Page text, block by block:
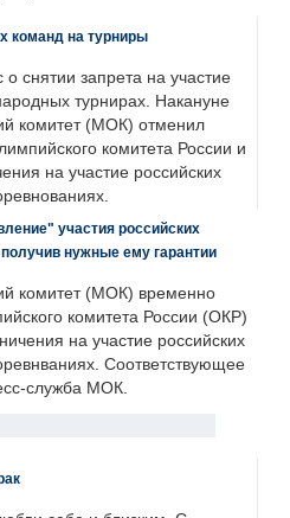
команд на турниры
о снятии запрета на участие
турнирах. Накануне
комитет (МОК) отменил
комитета России и
на участие российских
участия российских
нужные ему гарантии
комитет (МОК) временно
комитета России (ОКР)
на участие российских
Соответствующее
служба МОК.